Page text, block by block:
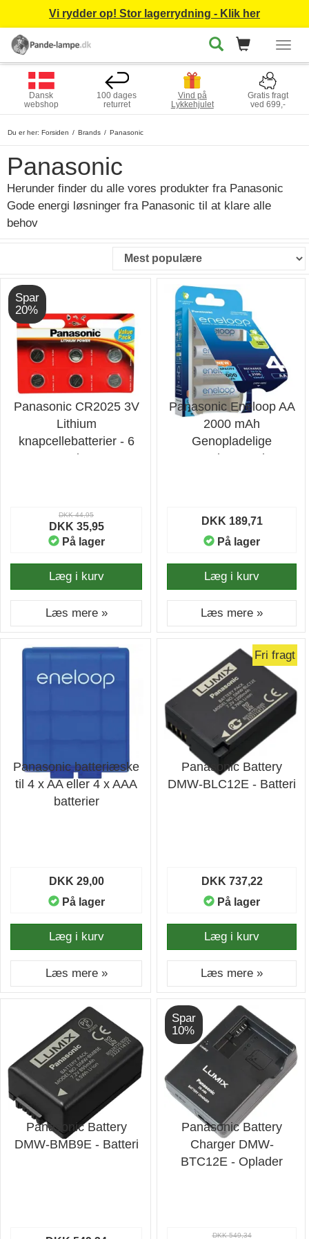
Vi rydder op! Stor lagerrydning - Klik her
Dansk
webshop
100 dages
returret
Vind på
Lykkehjulet
Gratis fragt
ved 699,-
Du er her: Forsiden Brands Panasonic
Panasonic
Herunder finder du alle vores produkter fra Panasonic
Gode energi løsninger fra Panasonic til at klare alle
behov
Spar
20%
Panasonic CR2025 3V
Lithium
knapcellebatterier - 6
stk.
DKK 44,95
DKK 35,95
På lager
Læg i kurv
Læs mere »
Panasonic Eneloop AA
2000 mAh
Genopladelige
Batterier - 4 stk. -
DKK 189,71
På lager
Læg i kurv
Læs mere »
Panasonic batteriæske
til 4 x AA eller 4 x AAA
batterier
DKK 29,00
På lager
Læg i kurv
Læs mere »
Fri fragt
Panasonic Battery
DMW-BLC12E - Batteri
DKK 737,22
På lager
Læg i kurv
Læs mere »
Panasonic Battery
DMW-BMB9E - Batteri
Spar
10%
Panasonic Battery
Charger DMW-
BTC12E - Oplader
DKK 549,34